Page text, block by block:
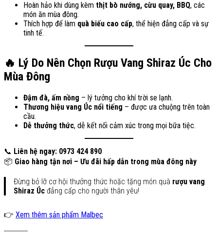
Hoàn hảo khi dùng kèm thịt bò nướng, cừu quay, BBQ, các
món ăn mùa đông.
Thích hợp để làm quà biếu cao cấp, thể hiện đẳng cấp và sự
tinh tế.
🔥 Lý Do Nên Chọn Rượu Vang Shiraz Úc Cho
Mùa Đông
Đậm đà, ấm nồng – lý tưởng cho khí trời se lạnh.
Thương hiệu vang Úc nổi tiếng – được ưa chuộng trên toàn
cầu.
Dễ thưởng thức, dễ kết nối cảm xúc trong mọi bữa tiệc.
📞 Liên hệ ngay: 0973 424 890
📦 Giao hàng tận nơi – Ưu đãi hấp dẫn trong mùa đông này
Đừng bỏ lỡ cơ hội thưởng thức hoặc tặng món quà rượu vang
Shiraz Úc đẳng cấp cho người thân yêu!
👉 Xem thêm sản phẩm Malbec